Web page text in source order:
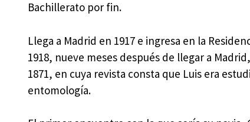
Bachillerato por fin.
Llega a Madrid en 1917 e ingresa en la
1918, nueve meses después de llegar a
1871, en cuya revista consta que Luis era
entomología.